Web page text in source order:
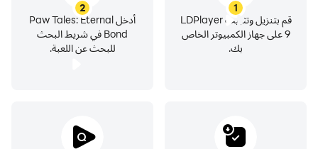
1
قم بتنزيل وتثبيت LDPlayer
9 على جهاز الكمبيوتر الخاص
بك.
2
أدخل Paw Tales: Eternal
Bond في شريط البحث
للبحث عن اللعبة.